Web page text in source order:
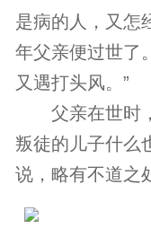
是病的人，又怎
年父亲便过世了
又遇打头风。”
父亲在世时
叛徒的儿子什么
说，略有不道之